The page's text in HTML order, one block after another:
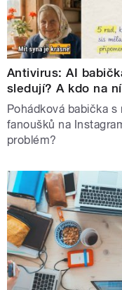
Antivirus: AI
sledují? A kdo na
Pohádková babička
fanoušků na
problém?